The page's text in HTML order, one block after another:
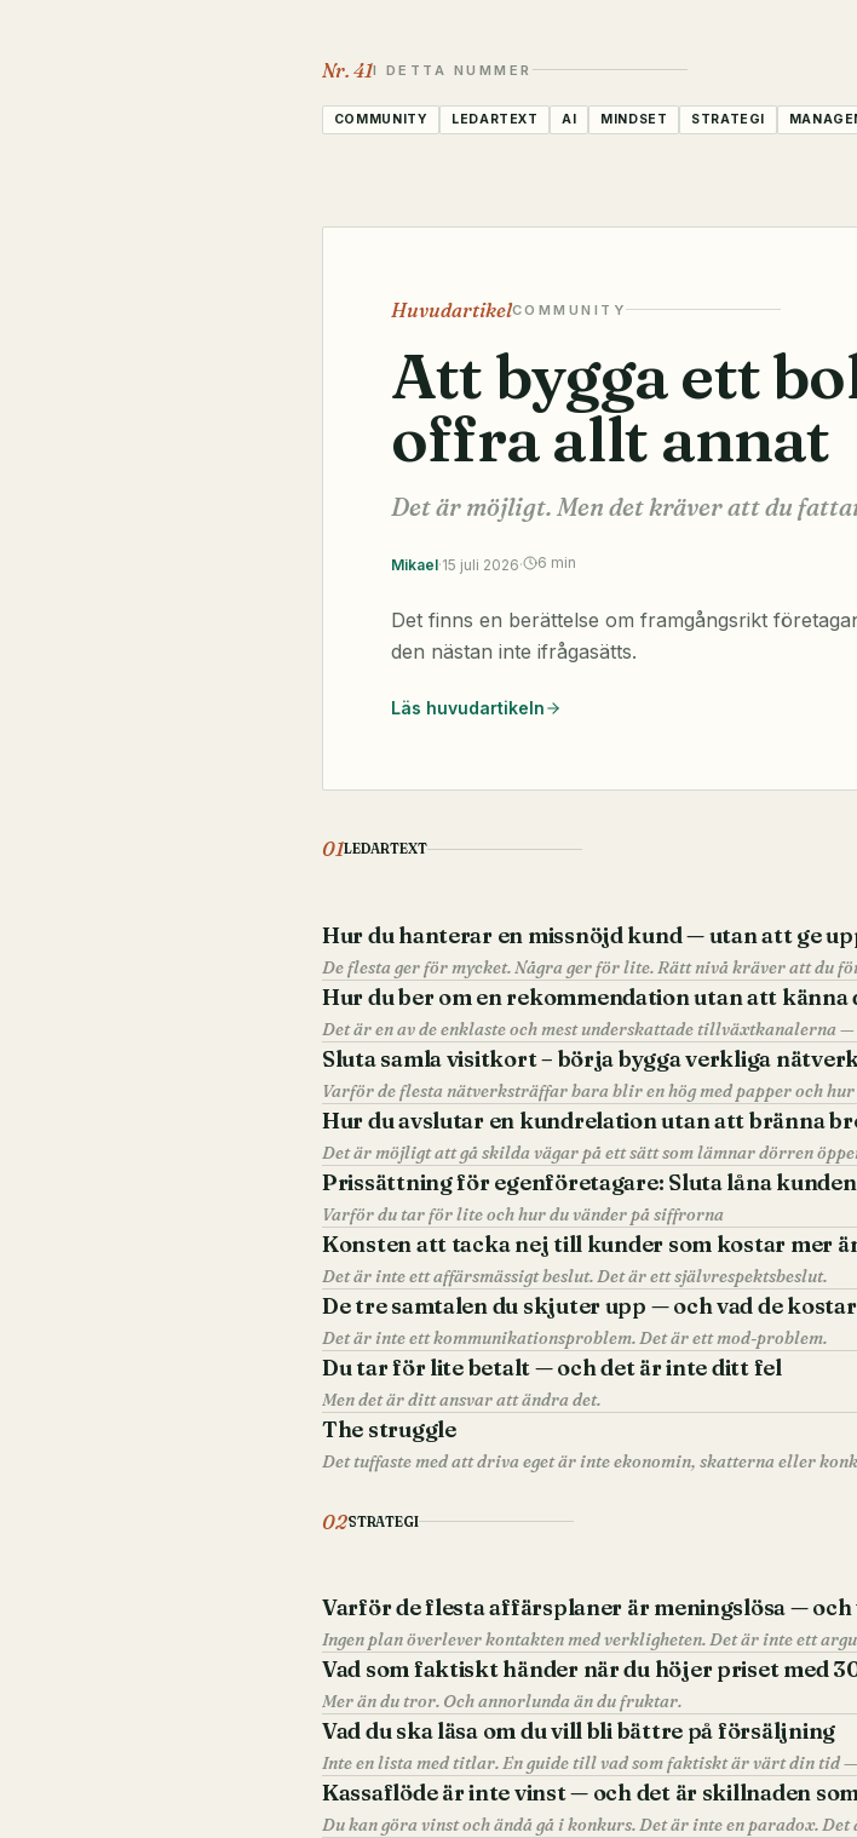
Nr. 41I DETTA NUMMER
COMMUNITY LEDARTEXT AI MINDSET STRATEGI
HuvudartikelCOMMUNITY
Att bygga ett
offra allt annat
Det är möjligt. Men det kräver att du
Mikael·15 juli 2026· 6 min
Det finns en berättelse om framgångsrikt
den nästan inte ifrågasätts.
Läs huvudartikeln
01LEDARTEXT
Hur du hanterar en missnöjd kund — utan att ge
De flesta ger för mycket. Några ger för lite. Rätt nivå kräver att du
Hur du ber om en rekommendation utan att känna
Sluta samla visitkort – börja bygga verkliga
Hur du avslutar en kundrelation utan att bränna
Prissättning för egenföretagare: Sluta låna
Varför du tar för lite och hur du vänder på siffrorna
Konsten att tacka nej till kunder som kostar mer
Det är inte ett affärsmässigt beslut. Det är ett självrespektsbeslut.
De tre samtalen du skjuter upp — och vad de
Det är inte ett kommunikationsproblem. Det är ett mod-problem.
Du tar för lite betalt — och det är inte ditt fel
Men det är ditt ansvar att ändra det.
The struggle
02STRATEGI
Varför de flesta affärsplaner är meningslösa —
Vad som faktiskt händer när du höjer priset med
Mer än du tror. Och annorlunda än du fruktar.
Vad du ska läsa om du vill bli bättre på försäljning
Inte en lista med titlar. En guide till vad som faktiskt är värt din tid —
Kassaflöde är inte vinst — och det är skillnaden
Du kan göra vinst och ändå gå i konkurs. Det är inte en paradox.